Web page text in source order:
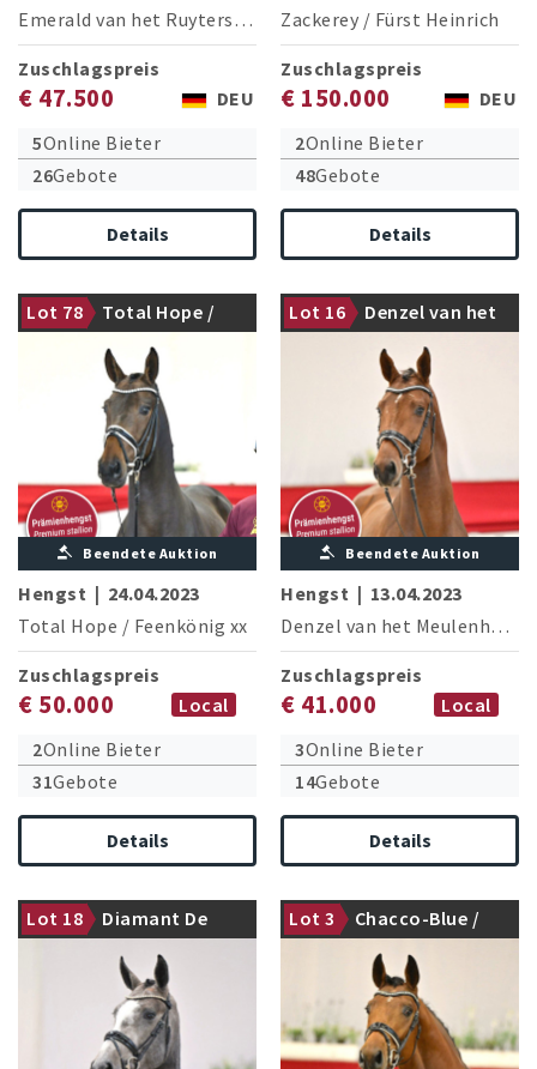
Emerald van het Ruytershof
Balou du Rouet
Zuschlagspreis
€ 47.500
DEU
5Online Bieter
26Gebote
Details
Zackerey / Fürst Heinrich
Zuschlagspreis
€ 150.000
DEU
2Online Bieter
48Gebote
Details
Lot 78
Total Hope /
Feenkönig xx
Prämienhengst
Beendete Auktion
Hengst | 24.04.2023
Total Hope / Feenkönig xx
Zuschlagspreis
€ 50.000
Local
2Online Bieter
31Gebote
Details
Lot 16
Denzel van het
Meulenhof /
Cellestial
Prämienhengst
Beendete Auktion
Hengst | 13.04.2023
Denzel van het Meulenhof
Zuschlagspreis
€ 41.000
Local
3Online Bieter
14Gebote
Details
Lot 18
Diamant De
Semilly / Cornet
Obolensky
(Windows
v.h.Costersv.)
Prämienhengst Lot 3
Chacco-Blue /
Ugano Sitte
Prämienhengst